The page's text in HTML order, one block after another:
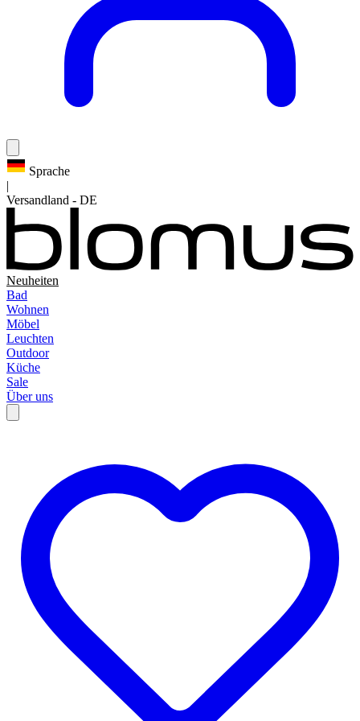
Sprache
|
Versandland - DE
Neuheiten
Bad
Wohnen
Möbel
Leuchten
Outdoor
Küche
Sale
Über uns